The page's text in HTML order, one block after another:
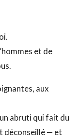
et de
aux
abruti qui fait du
déconseillé — et